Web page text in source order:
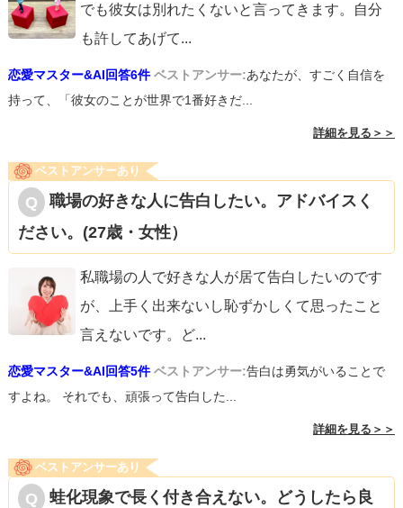
でも彼女は別れたくないと言ってきます。自分
も許してあげて...
恋愛マスター&AI回答6件 ベストアンサー:あなたが、すごく自信を
持って、「彼女のことが世界で1番好きだ...
詳細を見る＞＞
ベストアンサーあり
職場の好きな人に告白したい。アドバイスく
ださい。(27歳・女性）
私職場の人で好きな人が居て告白したいのです
が、上手く出来ないし恥ずかしくて思ったこと
言えないです。ど...
恋愛マスター&AI回答5件 ベストアンサー:告白は勇気がいることで
すよね。 それでも、頑張って告白した...
詳細を見る＞＞
ベストアンサーあり
蛙化現象で長く付き合えない。どうしたら良